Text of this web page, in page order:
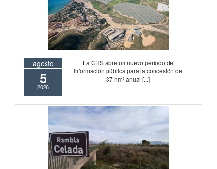
agosto
5
2026
La CHS abre un nuevo periodo de
información pública para la concesión de
37 hm³ anual [...]